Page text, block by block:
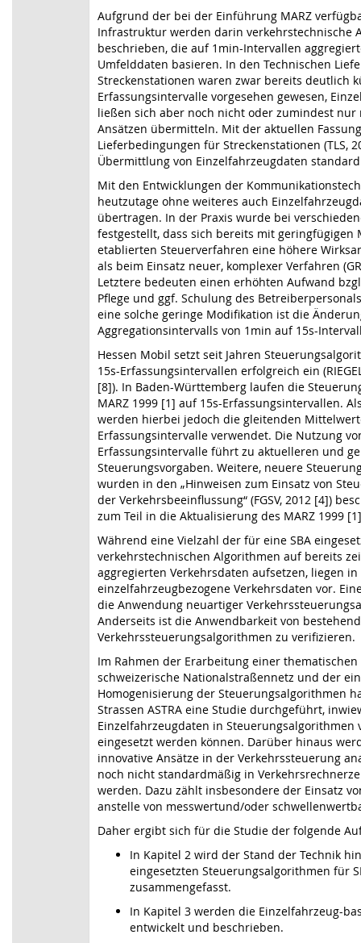
Aufgrund der bei der Einführung MARZ
Infrastruktur werden darin verkehrstechnische
beschrieben, die auf 1min-Intervallen
Umfelddaten basieren. In den Technischen
Streckenstationen waren zwar bereits deutlich
Erfassungsintervalle vorgesehen gewesen,
ließen sich aber noch nicht oder zumindest
Ansätzen übermitteln. Mit der aktuellen
Lieferbedingungen für Streckenstationen (TLS,
Übermittlung von Einzelfahrzeugdaten
Mit den Entwicklungen der
heutzutage ohne weiteres auch
übertragen. In der Praxis wurde bei
festgestellt, dass sich bereits mit geringfügigen
etablierten Steuerverfahren eine höhere
als beim Einsatz neuer, komplexer Verfahren
Letztere bedeuten einen erhöhten Aufwand
Pﬂege und ggf. Schulung des
eine solche geringe Modiﬁkation ist die
Aggregationsintervalls von 1min auf 15s-
Hessen Mobil setzt seit Jahren
15s-Erfassungsintervallen erfolgreich ein
[8]). In Baden-Württemberg laufen die
MARZ 1999 [1] auf 15s-Erfassungsintervallen.
werden hierbei jedoch die gleitenden
Erfassungsintervalle verwendet. Die Nutzung
Erfassungsintervalle führt zu aktuelleren und
Steuerungsvorgaben. Weitere, neuere
wurden in den „Hinweisen zum Einsatz von
der Verkehrsbeeinflussung“ (FGSV, 2012 [4])
zum Teil in die Aktualisierung des MARZ 1999
Während eine Vielzahl der für eine SBA
verkehrstechnischen Algorithmen auf bereits
aggregierten Verkehrsdaten aufsetzen, liegen in
einzelfahrzeugbezogene Verkehrsdaten vor.
die Anwendung neuartiger
Anderseits ist die Anwendbarkeit von
Verkehrssteuerungsalgorithmen zu verifizieren.
Im Rahmen der Erarbeitung einer
schweizerische Nationalstraßennetz und der
Homogenisierung der Steuerungsalgorithmen
Strassen ASTRA eine Studie durchgeführt,
Einzelfahrzeugdaten in Steuerungsalgorithmen
eingesetzt werden können. Darüber hinaus
innovative Ansätze in der Verkehrssteuerung
noch nicht standardmäßig in
werden. Dazu zählt insbesondere der Einsatz
anstelle von messwertund/oder
Daher ergibt sich für die Studie der folgende
In Kapitel 2 wird der Stand der Technik
eingesetzten Steuerungsalgorithmen für
zusammengefasst.
In Kapitel 3 werden die Einzelfahrzeug-
entwickelt und beschrieben.